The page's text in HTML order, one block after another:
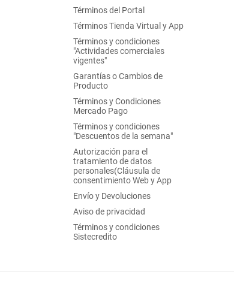
Términos del Portal
Términos Tienda Virtual y App
Términos y condiciones
"Actividades comerciales
vigentes"
Garantías o Cambios de
Producto
Términos y Condiciones
Mercado Pago
Términos y condiciones
"Descuentos de la semana"
Autorización para el
tratamiento de datos
personales(Cláusula de
consentimiento Web y App
Envío y Devoluciones
Aviso de privacidad
Términos y condiciones
Sistecredito